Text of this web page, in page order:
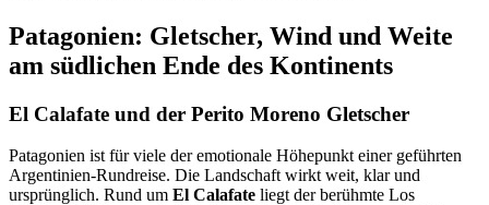
Patagonien: Gletscher, Wind und Weite
am südlichen Ende des Kontinents
El Calafate und der Perito Moreno Gletscher
Patagonien ist für viele der emotionale Höhepunkt einer geführten
Argentinien-Rundreise. Die Landschaft wirkt weit, klar und
ursprünglich. Rund um El Calafate liegt der berühmte Los